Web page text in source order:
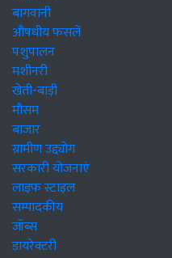
बागवानी
औषधीय फसलें
पशुपालन
मशीनरी
खेती-बाड़ी
मौसम
बाजार
ग्रामीण उद्द्योग
सरकारी योजनाएं
लाइफ स्टाइल
सम्पादकीय
जॉब्स
डायरेक्टरी